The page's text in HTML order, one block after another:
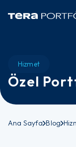
Hizmet
Özel
Ana Sayfa Blog